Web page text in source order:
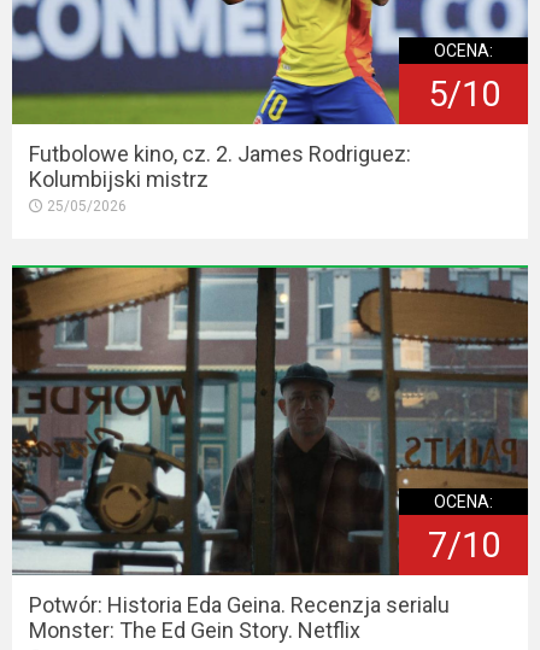
OCENA:
5/10
Futbolowe kino, cz. 2. James Rodriguez:
Kolumbijski mistrz
25/05/2026
OCENA:
7/10
Potwór: Historia Eda Geina. Recenzja serialu
Monster: The Ed Gein Story. Netflix